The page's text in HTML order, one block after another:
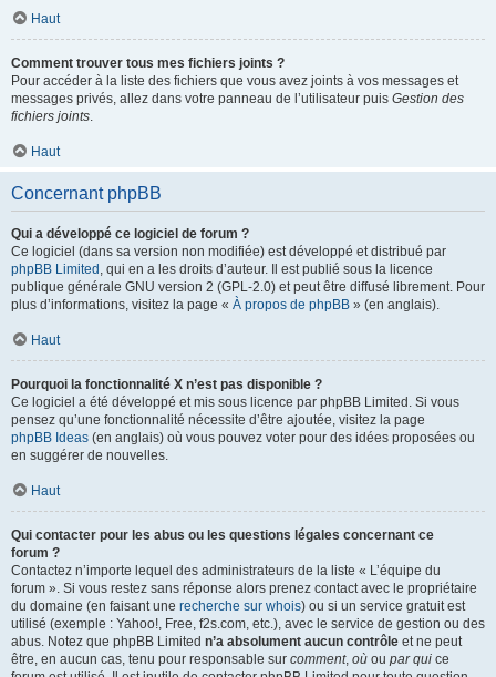
Haut
Comment trouver tous mes fichiers joints ?
Pour accéder à la liste des fichiers que vous avez joints à vos messages et
messages privés, allez dans votre panneau de l’utilisateur puis Gestion des
fichiers joints.
Haut
Concernant phpBB
Qui a développé ce logiciel de forum ?
Ce logiciel (dans sa version non modifiée) est développé et distribué par
phpBB Limited , qui en a les droits d’auteur. Il est publié sous la licence
publique générale GNU version 2 (GPL-2.0) et peut être diffusé librement. Pour
plus d’informations, visitez la page « À propos de phpBB » (en anglais).
Haut
Pourquoi la fonctionnalité X n’est pas disponible ?
Ce logiciel a été développé et mis sous licence par phpBB Limited. Si vous
pensez qu’une fonctionnalité nécessite d’être ajoutée, visitez la page
phpBB Ideas (en anglais) où vous pouvez voter pour des idées proposées ou
en suggérer de nouvelles.
Haut
Qui contacter pour les abus ou les questions légales concernant ce
forum ?
Contactez n’importe lequel des administrateurs de la liste « L’équipe du
forum ». Si vous restez sans réponse alors prenez contact avec le propriétaire
du domaine (en faisant une recherche sur whois) ou si un service gratuit est
utilisé (exemple : Yahoo!, Free, f2s.com, etc.), avec le service de gestion ou des
abus. Notez que phpBB Limited n’a absolument aucun contrôle et ne peut
être, en aucun cas, tenu pour responsable sur comment, où ou par qui ce